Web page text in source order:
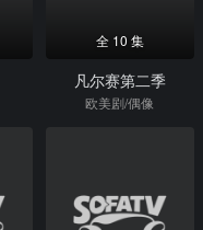
全 10 集
凡尔赛第二季
欧美剧/偶像